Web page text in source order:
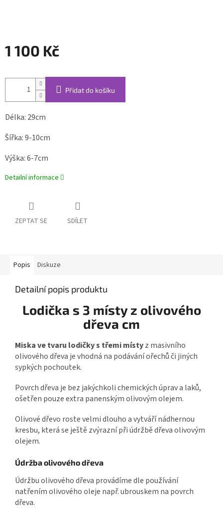
1 100 Kč
cena:
Přidat do košíku
Délka: 29cm
Šířka: 9-10cm
Výška: 6-7cm
Detailní informace
ZEPTAT SE SDÍLET
Popis Diskuze
Detailní popis produktu
Lodička s 3 místy z olivového
dřeva cm
Miska ve tvaru lodičky s třemi místyz masivního
olivového dřeva je vhodná na podávání ořechů či jiných
sypkých pochoutek.
Povrch dřeva je bez jakýchkoli chemických úprav a laků,
ošetřen pouze extra panenským olivovým olejem.
Olivové dřevo roste velmi dlouho a vytváří nádhernou
kresbu, která se ještě zvýrazní při údržbě dřeva olivovým
olejem.
Údržba olivového dřeva
Údržbu olivového dřeva provádíme dle používání
natřením olivového oleje např. ubrouskem na povrch
dřeva.